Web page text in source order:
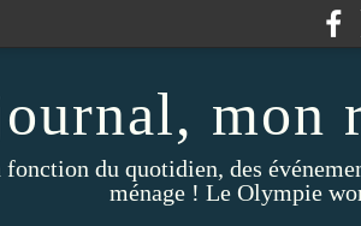
mon
du quotidien, des
ménage ! Le Olympie